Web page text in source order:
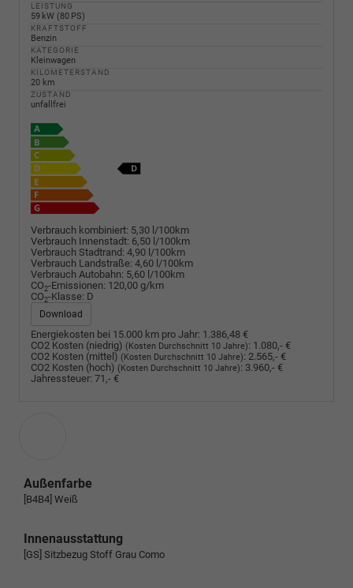
LEISTUNG
59 kW (80 PS)
KRAFTSTOFF
Benzin
KATEGORIE
Kleinwagen
KILOMETERSTAND
20 km
ZUSTAND
unfallfrei
Verbrauch kombiniert: 5,30 l/100km
Verbrauch Innenstadt: 6,50 l/100km
Verbrauch Stadtrand: 4,90 l/100km
Verbrauch Landstraße: 4,60 l/100km
Verbrauch Autobahn: 5,60 l/100km
CO2-Emissionen: 120,00 g/km
CO2-Klasse: D
Download
Energiekosten bei 15.000 km pro Jahr: 1.386,48 €
CO2 Kosten (niedrig) (Kosten Durchschnitt 10 Jahre): 1.080,- €
CO2 Kosten (mittel) (Kosten Durchschnitt 10 Jahre): 2.565,- €
CO2 Kosten (hoch) (Kosten Durchschnitt 10 Jahre): 3.960,- €
Jahressteuer: 71,- €
Außenfarbe
[B4B4] Weiß
Innenausstattung
[GS] Sitzbezug Stoff Grau Como